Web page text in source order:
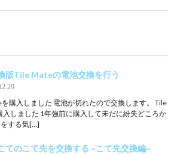
版Tile Mateの電池交換を行う
購入しました 電池が切れたので交換します。 Tile
入しました 1年強前に購入して未だに紛失どころか
する気[…]
てのこて先を交換する ~こて先交換編~